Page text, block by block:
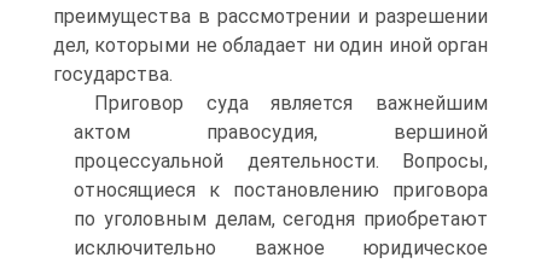
преимущества в рассмотрении и разрешении
дел, которыми не обладает ни один иной орган
государства.
Приговор суда является важнейшим
актом правосудия, вершиной
процессуальной деятельности. Вопросы,
относящиеся к постановлению приговора
по уголовным делам, сегодня приобретают
исключительно важное юридическое